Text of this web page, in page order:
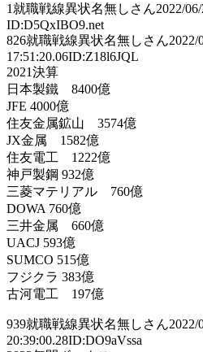
1 就職戦線異状名無しさん2022/
ID:D5QxIBO9.net
826就職戦線異状名無しさん2022/
17:51:20.06ID:Z18l6JQL
2021決算
日本製鐵 8400億
JFE 4000億
住友金属鉱山 3574億
JX金属 1582億
住友電工 1222億
神戸製鋼 932億
三菱マテリアル 760億
DOWA 760億
三井金属 660億
UACJ 593億
SUMCO 515億
フジクラ 383億
古河電工 197億
939就職戦線異状名無しさん2022/
20:39:00.28ID:DO9aVssa